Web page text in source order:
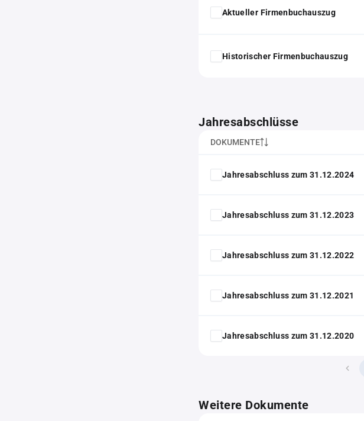
Aktueller Firmenbuchauszug
Historischer Firmenbuchauszug
Jahresabschlüsse
DOKUMENTE
Jahresabschluss zum 31.12.2024
Jahresabschluss zum 31.12.2023
Jahresabschluss zum 31.12.2022
Jahresabschluss zum 31.12.2021
Jahresabschluss zum 31.12.2020
Weitere Dokumente